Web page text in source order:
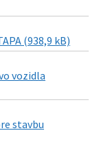
(938,9 kB)
vozidla
stavbu